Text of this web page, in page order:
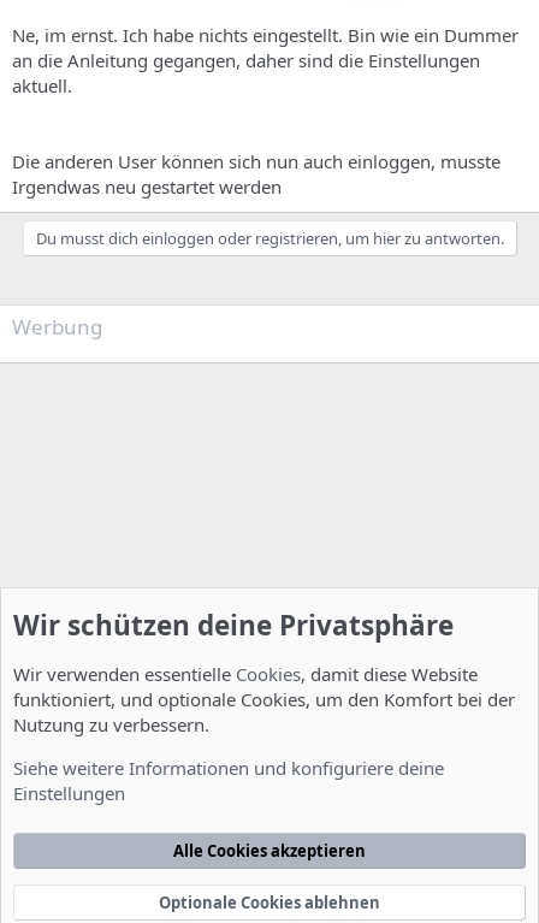
Ne, im ernst. Ich habe nichts eingestellt. Bin wie ein Dummer
an die Anleitung gegangen, daher sind die Einstellungen
aktuell.
Die anderen User können sich nun auch einloggen, musste
Irgendwas neu gestartet werden
Du musst dich einloggen oder registrieren, um hier zu antworten.
Werbung
Nutzungsbedingungen Datenschutzerklärung
Startseite
Community platform by XenForo® © 2010-2022 XenForo Ltd.
Wir schützen deine Privatsphäre
Wir verwenden essentielle Cookies, damit diese Website
funktioniert, und optionale Cookies, um den Komfort bei der
Nutzung zu verbessern.
Siehe weitere Informationen und konfiguriere deine
Einstellungen
Alle Cookies akzeptieren
Optionale Cookies ablehnen